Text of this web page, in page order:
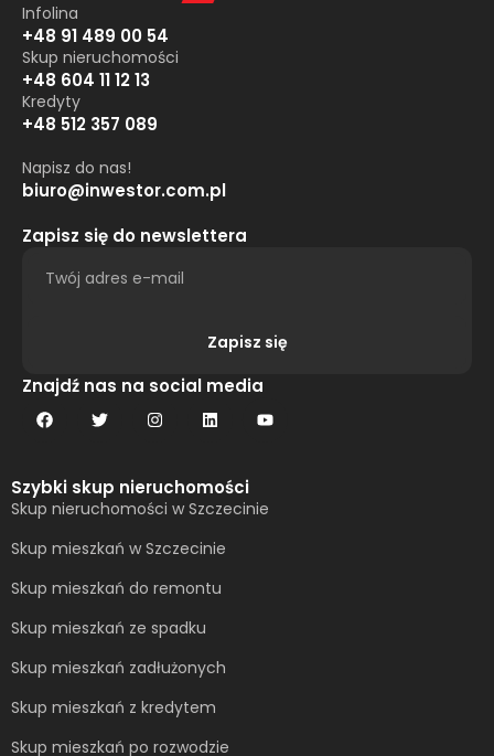
Infolina
+48 91 489 00 54
Skup nieruchomości
+48 604 11 12 13
Kredyty
+48 512 357 089
Napisz do nas!
biuro@inwestor.com.pl
Zapisz się do newslettera
Zapisz się
Alternative:
Znajdź nas na social media
Szybki skup nieruchomości
Skup nieruchomości w Szczecinie
Skup mieszkań w Szczecinie
Skup mieszkań do remontu
Skup mieszkań ze spadku
Skup mieszkań zadłużonych
Skup mieszkań z kredytem
Skup mieszkań po rozwodzie